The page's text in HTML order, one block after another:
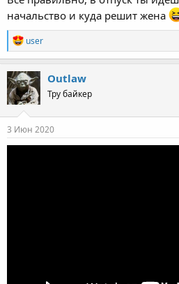
начальство и куда решит жена
R
e
a
c
t
i
o
n
s
user
Outlaw
Тру байкер
3 Июн 2020